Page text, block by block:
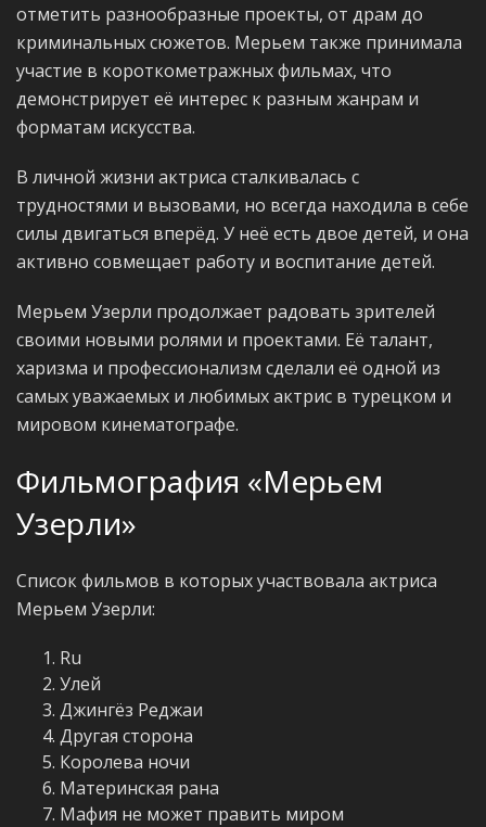
отметить разнообразные проекты, от драм до
криминальных сюжетов. Мерьем также принимала
участие в короткометражных фильмах, что
демонстрирует её интерес к разным жанрам и
форматам искусства.
В личной жизни актриса сталкивалась с
трудностями и вызовами, но всегда находила в себе
силы двигаться вперёд. У неё есть двое детей, и она
активно совмещает работу и воспитание детей.
Мерьем Узерли продолжает радовать зрителей
своими новыми ролями и проектами. Её талант,
харизма и профессионализм сделали её одной из
самых уважаемых и любимых актрис в турецком и
мировом кинематографе.
Фильмография «Мерьем
Узерли»
Список фильмов в которых участвовала актриса
Мерьем Узерли:
Ru
Улей
Джингёз Реджаи
Другая сторона
Королева ночи
Материнская рана
Мафия не может править миром